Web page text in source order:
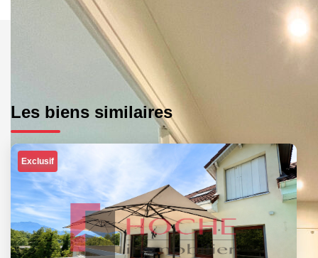
Les biens similaires
Exclusif